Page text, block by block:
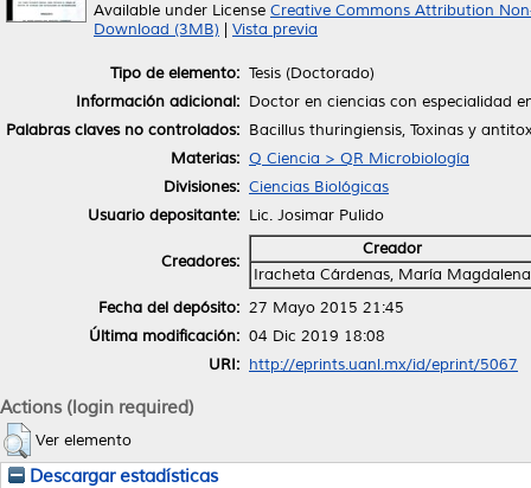
Available under License Creative Commons Attribution
Download (3MB)
Vista previa
Tipo de elemento: Tesis (Doctorado)
Información adicional: Doctor en ciencias con especialidad
Palabras claves no controlados: Bacillus thuringiensis, Toxinas y
Materias: Q Ciencia > QR Microbiología
Divisiones: Ciencias Biológicas
Usuario depositante: Lic. Josimar Pulido
Creadores:
Creador
Iracheta Cárdenas, María Magdalena
Fecha del depósito: 27 Mayo 2015 21:45
Última modificación: 04 Dic 2019 18:08
URI: http://eprints.uanl.mx/id/eprint/5067
Actions (login required)
Ver elemento
Descargar estadísticas